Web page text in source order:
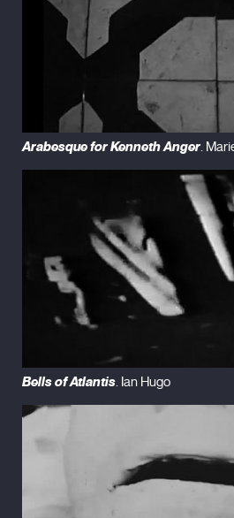
Arabesque for Kenneth Anger.
Bells of Atlantis. Ian Hugo